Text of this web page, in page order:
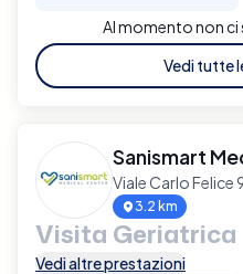
Al momento non
Vedi tutte
Sanismart
Viale Carlo Felice
3.2 km
Visita Geriatrica
Vedi altre prestazioni